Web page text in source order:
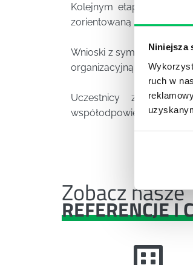
Niniejsza
ruch w
Kolejnym etapem był
zorientowaną na klienta w
Wnioski z symulacji i
organizacyjną, nowe
Uczestnicy zaś
współodpowiedzialności
Zobacz nasze
REFERENCJE I